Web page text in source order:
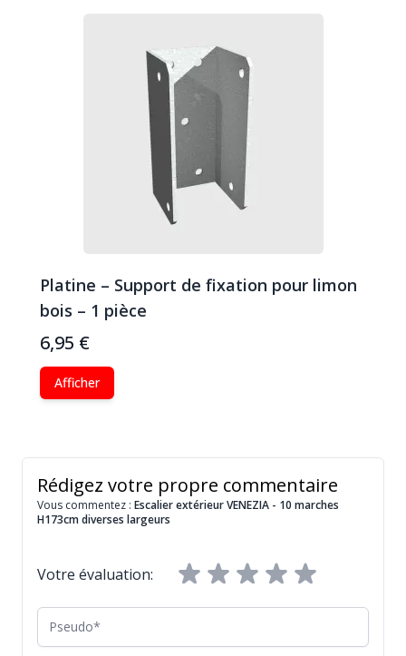
Platine – Support de fixation pour limon
bois – 1 pièce
6,95 €
Afficher
Rédigez votre propre commentaire
Vous commentez : Escalier extérieur VENEZIA - 10 marches
H173cm diverses largeurs
Votre évaluation:
Pseudo